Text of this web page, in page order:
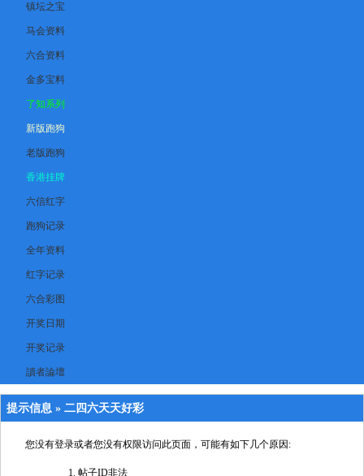
镇坛之宝
马会资料
六合资料
金多宝料
了知系列
新版跑狗
老版跑狗
香港挂牌
六信红字
跑狗记录
全年资料
红字记录
六合彩图
开奖日期
开奖记录
讀者論壇
提示信息 » 二四六天天好彩
您没有登录或者您没有权限访问此页面，可能有如下几个原因:
帖子ID非法